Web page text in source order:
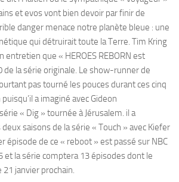
et evos vont bien devoir par finir de
danger menace notre planète bleue : une
qui détruirait toute la Terre. Tim Kring
entretien que « HEROES REBORN est
de la série originale. Le show-runner de
pas tourné les pouces durant ces cinq
a imaginé avec Gideon
« Dig » tournée à Jérusalem. il a
saisons de la série « Touch » avec Kiefer
épisode de ce « reboot » est passé sur NBC
et la série comptera 13 épisodes dont le
janvier prochain.